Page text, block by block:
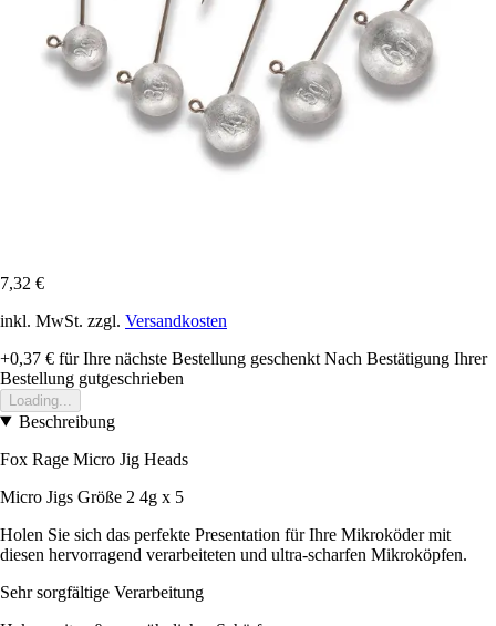
7,32 €
inkl. MwSt. zzgl. Versandkosten
+0,37 € für Ihre nächste Bestellung geschenkt Nach Bestätigung Ihrer
Bestellung gutgeschrieben
Loading...
Beschreibung
Fox Rage Micro Jig Heads
Micro Jigs Größe 2 4g x 5
Holen Sie sich das perfekte Presentation für Ihre Mikroköder mit
diesen hervorragend verarbeiteten und ultra-scharfen Mikroköpfen.
Sehr sorgfältige Verarbeitung